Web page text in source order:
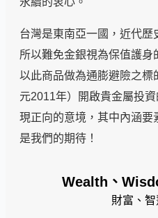
台灣是東南亞一國，近代歷
所以難免金銀視為保值護
以此商品做為通膨避險之標
元2011年）開啟貴金屬投
現正向的意境，其中內涵
是我們的期待！
Wealth、
財富、